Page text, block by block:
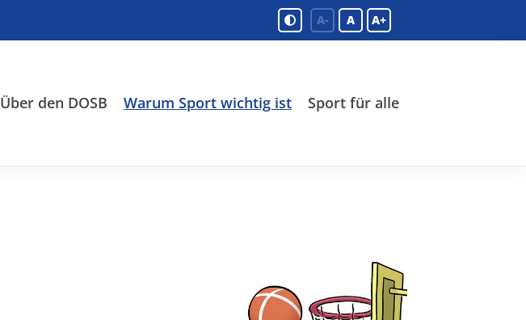
A- A A+
Über den DOSB Warum Sport wichtig ist Sport für alle